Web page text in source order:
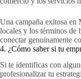
Una campaña exitosa en
locales y los términos de
conectar genuinamente
4. ¿Cómo saber si tu
Si te identificas con
profesionalizar tu